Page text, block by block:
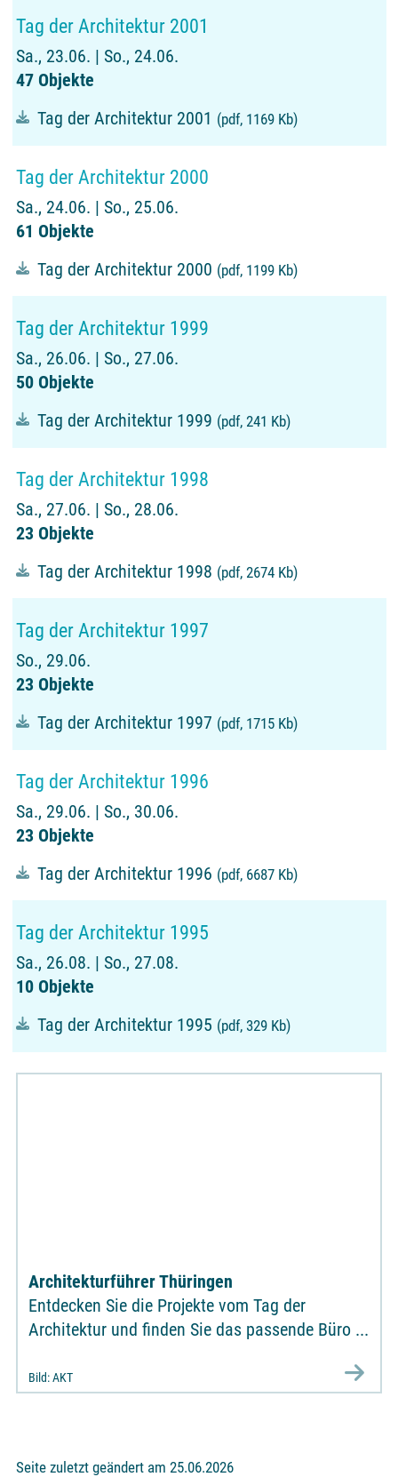
Tag der Architektur 2001
Sa., 23.06. | So., 24.06.
47 Objekte
Tag der Architektur 2001 (pdf, 1169 Kb)
Tag der Architektur 2000
Sa., 24.06. | So., 25.06.
61 Objekte
Tag der Architektur 2000 (pdf, 1199 Kb)
Tag der Architektur 1999
Sa., 26.06. | So., 27.06.
50 Objekte
Tag der Architektur 1999 (pdf, 241 Kb)
Tag der Architektur 1998
Sa., 27.06. | So., 28.06.
23 Objekte
Tag der Architektur 1998 (pdf, 2674 Kb)
Tag der Architektur 1997
So., 29.06.
23 Objekte
Tag der Architektur 1997 (pdf, 1715 Kb)
Tag der Architektur 1996
Sa., 29.06. | So., 30.06.
23 Objekte
Tag der Architektur 1996 (pdf, 6687 Kb)
Tag der Architektur 1995
Sa., 26.08. | So., 27.08.
10 Objekte
Tag der Architektur 1995 (pdf, 329 Kb)
Architekturführer Thüringen
Entdecken Sie die Projekte vom Tag der
Architektur und finden Sie das passende Büro ...
Bild: AKT
Seite zuletzt geändert am 25.06.2026